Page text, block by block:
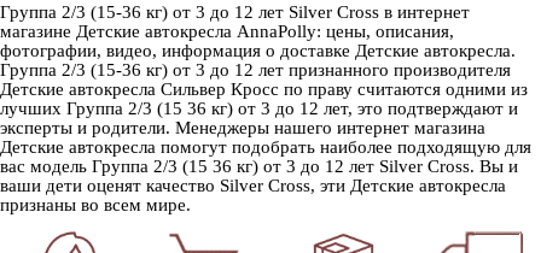
Группа 2/3 (15-36 кг) от 3 до 12 лет Silver Cross в интернет
магазине Детские автокресла AnnaPolly: цены, описания,
фотографии, видео, информация о доставке Детские автокресла.
Группа 2/3 (15-36 кг) от 3 до 12 лет признанного производителя
Детские автокресла Сильвер Кросс по праву считаются одними из
лучших Группа 2/3 (15 36 кг) от 3 до 12 лет, это подтверждают и
эксперты и родители. Менеджеры нашего интернет магазина
Детские автокресла помогут подобрать наиболее подходящую для
вас модель Группа 2/3 (15 36 кг) от 3 до 12 лет Silver Cross. Вы и
ваши дети оценят качество Silver Cross, эти Детские автокресла
признаны во всем мире.